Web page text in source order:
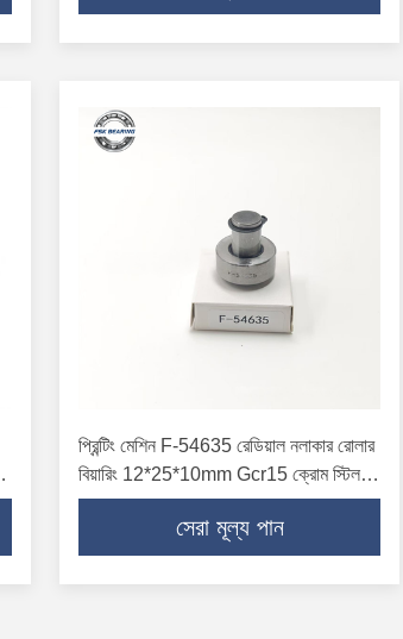
প্রিন্টিং মেশিন F-54635 রেডিয়াল নলাকার রোলার
বিয়ারিং 12*25*10mm Gcr15 ক্রোম স্টিল হট
সেলিং
সেরা মূল্য পান